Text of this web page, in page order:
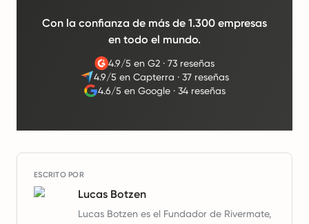
Con la confianza de más de 1.300 empresas
en todo el mundo.
4.9/5 en G2 ·73 reseñas
4.9/5 en Capterra ·37 reseñas
4.6/5 en Google· 34 reseñas
ESCRITO POR
Lucas Botzen
Lucas Botzen es el Fundador de Rivermate,